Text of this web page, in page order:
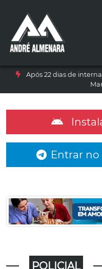
Após 22 dias de
Entrar no
POLICIAL